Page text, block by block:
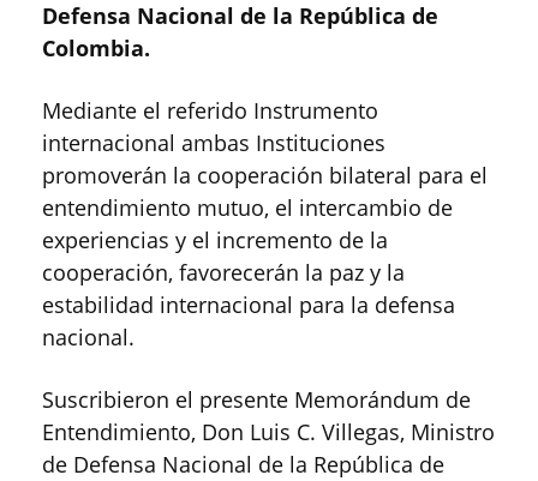
Defensa Nacional de la República de
Colombia.
Mediante el referido Instrumento
internacional ambas Instituciones
promoverán la cooperación bilateral para el
entendimiento mutuo, el intercambio de
experiencias y el incremento de la
cooperación, favorecerán la paz y la
estabilidad internacional para la defensa
nacional.
Suscribieron el presente Memorándum de
Entendimiento, Don Luis C. Villegas, Ministro
de Defensa Nacional de la República de